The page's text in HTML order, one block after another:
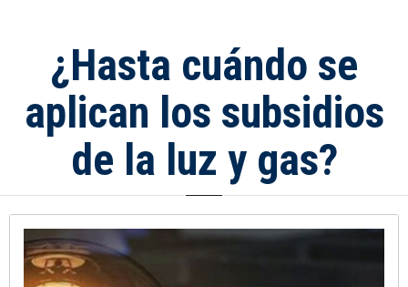
¿Hasta cuándo se
aplican los subsidios
de la luz y gas?